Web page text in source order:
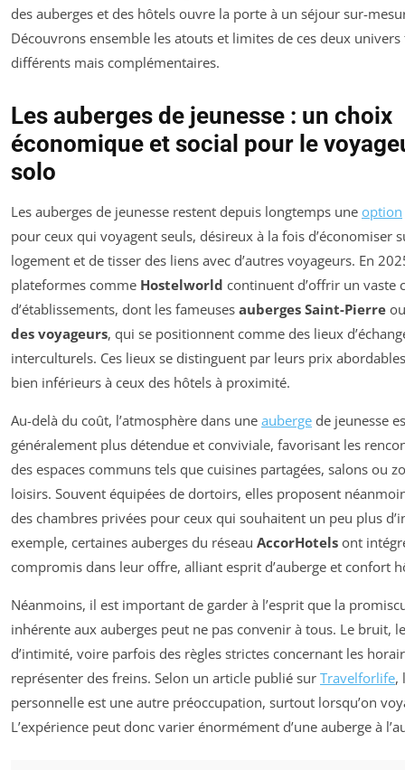
des auberges et des hôtels ouvre la porte à un séjour sur-
Découvrons ensemble les atouts et limites de ces deux univers
différents mais complémentaires.
Les auberges de jeunesse : un choix
économique et social pour le
solo
Les auberges de jeunesse restent depuis longtemps une option
pour ceux qui voyagent seuls, désireux à la fois d’économiser
logement et de tisser des liens avec d’autres voyageurs. En
plateformes comme Hostelworld continuent d’offrir un vaste
d’établissements, dont les fameuses auberges Saint-Pierre
des voyageurs, qui se positionnent comme des lieux
interculturels. Ces lieux se distinguent par leurs prix
bien inférieurs à ceux des hôtels à proximité.
Au-delà du coût, l’atmosphère dans une auberge de jeunesse
généralement plus détendue et conviviale, favorisant les
des espaces communs tels que cuisines partagées, salons ou
loisirs. Souvent équipées de dortoirs, elles proposent
des chambres privées pour ceux qui souhaitent un peu plus
exemple, certaines auberges du réseau AccorHotels ont
compromis dans leur offre, alliant esprit d’auberge et confort
Néanmoins, il est important de garder à l’esprit que la
inhérente aux auberges peut ne pas convenir à tous. Le bruit,
d’intimité, voire parfois des règles strictes concernant les
représenter des freins. Selon un article publié sur Travelforlife,
personnelle est une autre préoccupation, surtout lorsqu’on
L’expérience peut donc varier énormément d’une auberge à